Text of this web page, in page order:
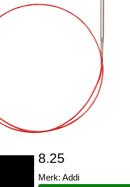
8.25
Merk: Addi